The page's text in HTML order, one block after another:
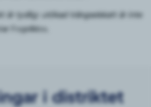
är tydlig: utökad trängselskatt är inte
Fogelklou.
i distriktet